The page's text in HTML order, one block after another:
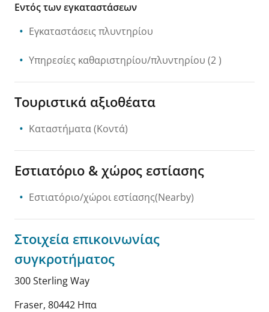
Εντός των εγκαταστάσεων
Εγκαταστάσεις πλυντηρίου
Υπηρεσίες καθαριστηρίου/πλυντηρίου (2 )
Τουριστικά αξιοθέατα
Καταστήματα(Κοντά)
Εστιατόριο & χώρος εστίασης
Εστιατόριο/χώροι εστίασης(Nearby)
Στοιχεία επικοινωνίας
συγκροτήματος
300 Sterling Way
Fraser, 80442 Ηπα